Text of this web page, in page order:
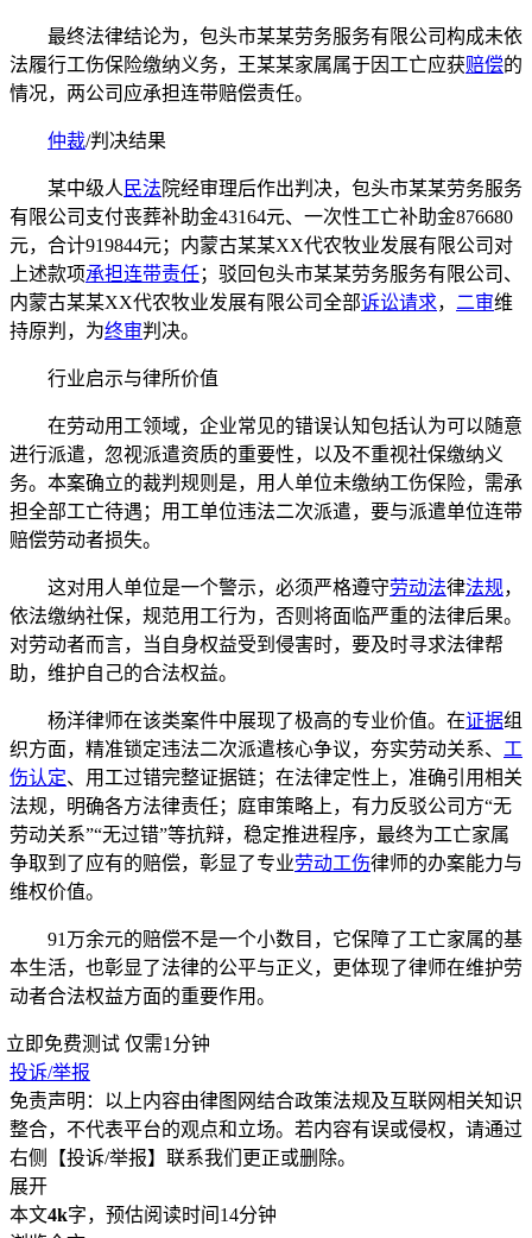
最终法律结论为，包头市某某劳务服务有限公司构成未依
法履行工伤保险缴纳义务，王某某家属属于因工亡应获赔偿的
情况，两公司应承担连带赔偿责任。
仲裁/判决结果
某中级人 民法 院经审理后作出判决，包头市某某劳务服务
有限公司支付丧葬补助金43164元、一次性工亡补助金876680
元，合计919844元；内蒙古某某XX代农牧业发展有限公司对
上述款项承担连带责任；驳回包头市某某劳务服务有限公司、
内蒙古某某XX代农牧业发展有限公司全部诉讼请求， 二审维
持原判，为终审判决。
行业启示与律所价值
在劳动用工领域，企业常见的错误认知包括认为可以随意
进行派遣，忽视派遣资质的重要性，以及不重视社保缴纳义
务。本案确立的裁判规则是，用人单位未缴纳工伤保险，需承
担全部工亡待遇；用工单位违法二次派遣，要与派遣单位连带
赔偿劳动者损失。
这对用人单位是一个警示，必须严格遵守劳动法律法规，
依法缴纳社保，规范用工行为，否则将面临严重的法律后果。
对劳动者而言，当自身权益受到侵害时，要及时寻求法律帮
助，维护自己的合法权益。
杨洋律师在该类案件中展现了极高的专业价值。在证据组
织方面，精准锁定违法二次派遣核心争议，夯实劳动关系、 工
伤认定、用工过错完整证据链；在法律定性上，准确引用相关
法规，明确各方法律责任；庭审策略上，有力反驳公司方“无
劳动关系”“无过错”等抗辩，稳定推进程序，最终为工亡家属
争取到了应有的赔偿，彰显了专业劳动工伤律师的办案能力与
维权价值。
91万余元的赔偿不是一个小数目，它保障了工亡家属的基
本生活，也彰显了法律的公平与正义，更体现了律师在维护劳
动者合法权益方面的重要作用。
立即免费测试 仅需1分钟
投诉/举报
免责声明：以上内容由律图网结合政策法规及互联网相关知识
整合，不代表平台的观点和立场。若内容有误或侵权，请通过
右侧【投诉/举报】联系我们更正或删除。
展开
本文4k字，预估阅读时间14分钟